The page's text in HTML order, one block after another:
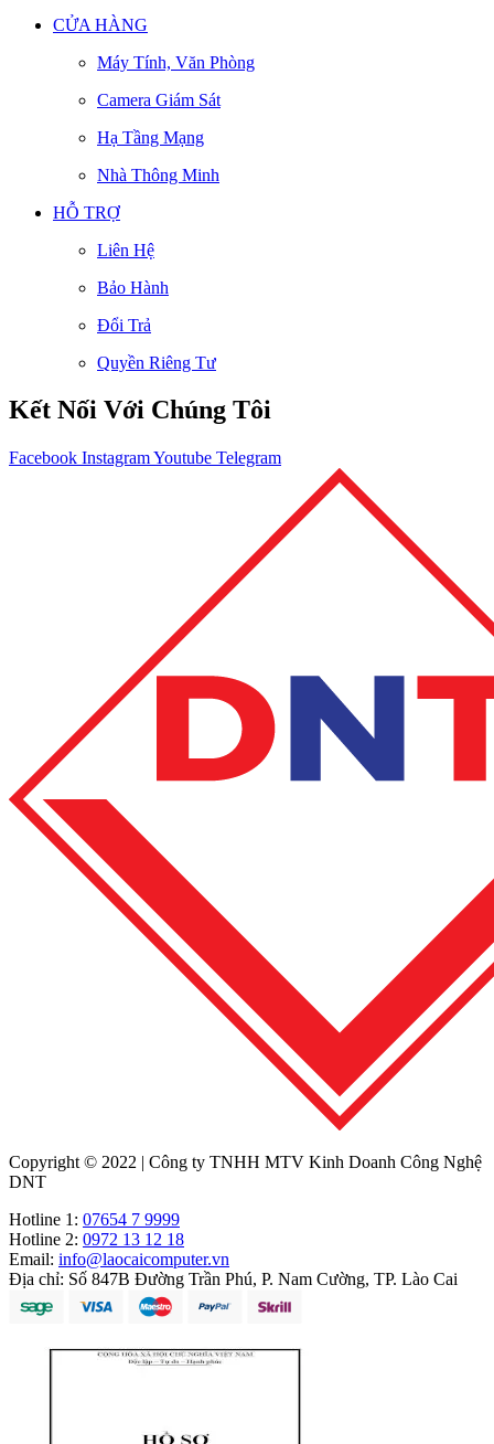
CỬA HÀNG
Máy Tính, Văn Phòng
Camera Giám Sát
Hạ Tầng Mạng
Nhà Thông Minh
HỖ TRỢ
Liên Hệ
Bảo Hành
Đổi Trả
Quyền Riêng Tư
Kết Nối Với Chúng Tôi
Facebook InstagramYoutube Telegram
Copyright © 2022 | Công ty TNHH MTV Kinh Doanh Công Nghệ
DNT
Hotline 1: 07654 7 9999
Hotline 2: 0972 13 12 18
Email: info@laocaicomputer.vn
Địa chỉ: Số 847B Đường Trần Phú, P. Nam Cường, TP. Lào Cai